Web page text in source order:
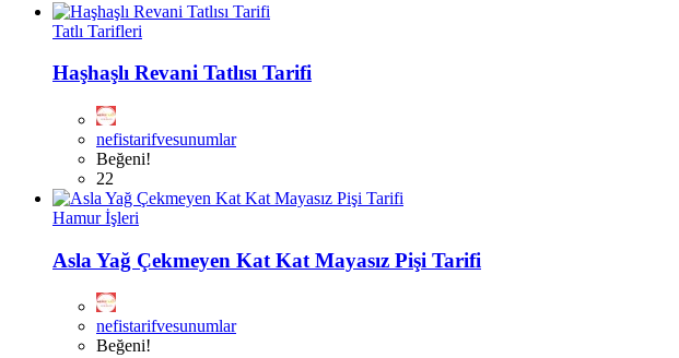
Tatlı Tarifleri
Haşhaşlı Revani Tatlısı Tarifi
nefistarifvesunumlar
Beğeni!
22
Hamur İşleri
Asla Yağ Çekmeyen Kat Kat Mayasız Pişi Tarifi
nefistarifvesunumlar
Beğeni!